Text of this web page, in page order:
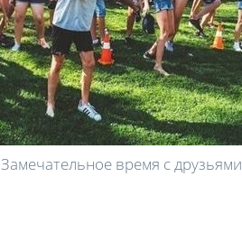
Замечательное время с друзьями